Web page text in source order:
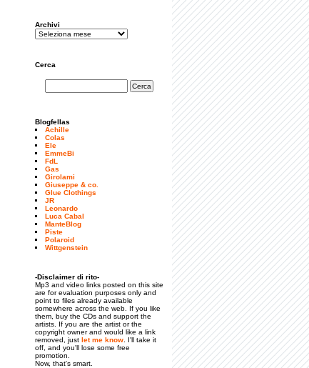
Archivi
Cerca
Blogfellas
Achille
Colas
Ele
EmmeBi
FdL
Gas
Girolami
Giuseppe & co.
Glue Clothings
JR
Leonardo
Luca Cabal
ManteBlog
Piste
Polaroid
Wittgenstein
-Disclaimer di rito-
Mp3 and video links posted on this site
are for evaluation purposes only and
point to files already available
somewhere across the web. If you like
them, buy the CDs and support the
artists. If you are the artist or the
copyright owner and would like a link
removed, just let me know . I'll take it
off, and you'll lose some free
promotion.
Now, that's smart.